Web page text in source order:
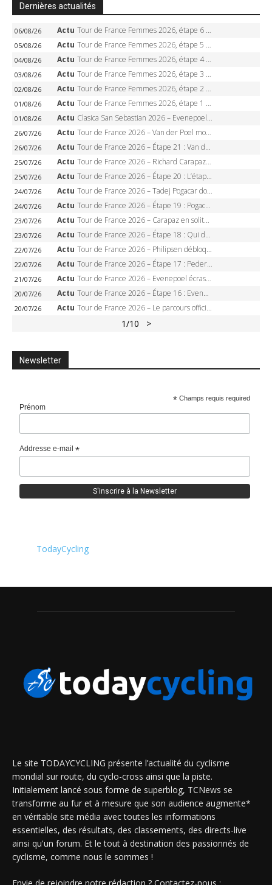
Dernières actualités
06/08/26 Actu Tour de France Femmes 2026, étape 6 – Kim Le Court-Pienaar gagne à Tournon, Reusser en jaune
05/08/26 Actu Tour de France Femmes 2026, étape 5 – Demi Vollering gagne à Belleville, Reusser en jaune, Ferrand-Prévot coule
04/08/26 Actu Tour de France Femmes 2026, étape 4 – Marlen Reusser écrase le chrono, Ferrand-Prévot en crise
03/08/26 Actu Tour de France Femmes 2026, étape 3 – Sigrid Haugset en solitaire, 88 km d’échappée, maillot jaune
02/08/26 Actu Tour de France Femmes 2026, étape 2 – Lorena Wiebes doublé à Genève, Markus héroïque, 7e record
01/08/26 Actu Tour de France Femmes 2026, étape 1 – Lorena Wiebes intouchable à Lausanne, premier maillot jaune
01/08/26 Actu Clasica San Sebastian 2026 – Evenepoel recordman, 4e victoire, Carapaz battu au sprint
26/07/26 Actu Tour de France 2026 – Van der Poel monumental à Paris, Pogacar égale le record des cinq sacres
26/07/26 Actu Tour de France 2026 – Étape 21 : Van der Poel, Pogacar, qui succédera à Wout van Aert sur les Champs-Elysées ?
25/07/26 Actu Tour de France 2026 – Richard Carapaz roi des Alpes, doublé et maillot à pois, Seixas perd le podium
25/07/26 Actu Tour de France 2026 – Étape 20 : L’étape reine, Galibier, Sarenne, Alpe d’Huez, qui succédera à Pogacar ?
24/07/26 Actu Tour de France 2026 – Tadej Pogacar dompte l’Alpe d’Huez, 5e victoire, record de Pantani pulvérisé
24/07/26 Actu Tour de France 2026 – Étape 19 : Pogacar peut-il enfin dompter l’Alpe d’Huez ?
23/07/26 Actu Tour de France 2026 – Carapaz en solitaire à Orcières-Merlette, Paret-Peintre à un point du maillot à pois
23/07/26 Actu Tour de France 2026 – Étape 18 : Qui domptera Orcières-Merlette, première marche vers l’Alpe d’Huez ?
22/07/26 Actu Tour de France 2026 – Philipsen débloque son compteur à Voiron, Pedersen en danger pour le maillot vert
22/07/26 Actu Tour de France 2026 – Étape 17 : Pedersen peut-il verrouiller le maillot vert à Voiron ?
21/07/26 Actu Tour de France 2026 – Evenepoel écrase le chrono d’Évian, Seixas 4e, Lipowitz abandonne
20/07/26 Actu Tour de France 2026 – Étape 16 : Evenepoel, Pogacar, Ganna… qui domptera le chrono d’Évian pour redessiner le podium ?
20/07/26 Actu Tour de France 2026 – Le parcours officiel complet : 21 étapes, profils, carte et dates
1/10 >
Newsletter
* Champs requis required
Prénom
Addresse e-mail*
TodayCycling
Le site TODAYCYCLING présente l’actualité du cyclisme
mondial sur route, du cyclo-cross ainsi que la piste.
Initialement lancé sous forme de superblog, TCNews se
transforme au fur et à mesure que son audience augmente*
en véritable site média avec toutes les informations
essentielles, des résultats, des classements, des directs-live
ainsi qu'un forum. Et le tout à destination des passionnés de
cyclisme, comme nous le sommes !